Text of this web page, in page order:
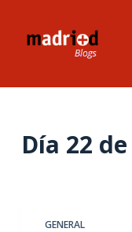
Día 22
GENERAL